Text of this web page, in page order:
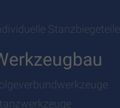
Stanzbiegeteile